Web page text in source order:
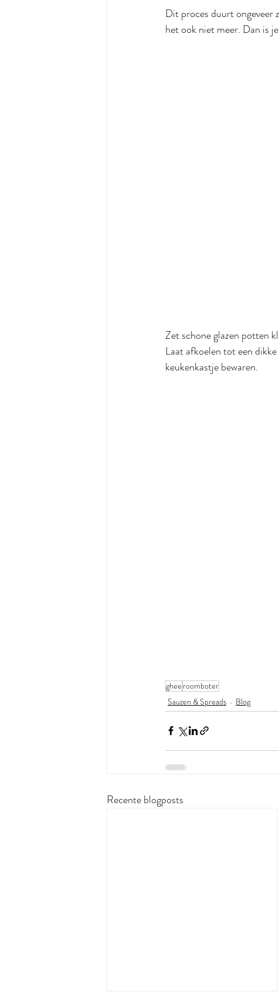
Dit proces duurt ongeveer
het ook niet meer. Dan is
Zet schone glazen potten
Laat afkoelen tot een
keukenkastje bewaren.
ghee roomboter
Sauzen & Spreads
Blog
Recente blogposts